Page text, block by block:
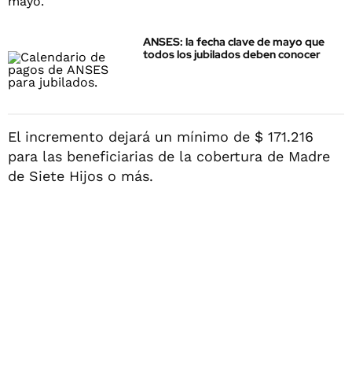
ANSES: la fecha clave de mayo que
todos los jubilados deben conocer
El incremento dejará un mínimo de $ 171.216
para las beneficiarias de la cobertura de Madre
de Siete Hijos o más.